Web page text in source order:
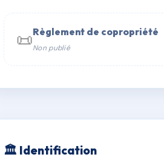
📞 Contacter Syndic Digital
📜Règlement de copropriété
Non publié
🏛 Identification